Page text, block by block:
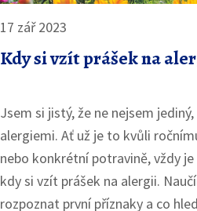
17 zář 2023
Kdy si vzít prášek na
Jsem si jistý, že ne nejsem
alergiemi. Ať už je to kvůli
nebo konkrétní potravině, vždy
kdy si vzít prášek na alergii.
rozpoznat první příznaky a co